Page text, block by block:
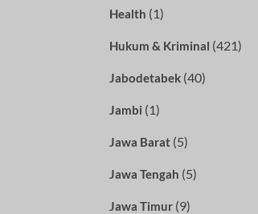
Health (1)
Hukum & Kriminal (421)
Jabodetabek(40)
Jambi (1)
Jawa Barat(5)
Jawa Tengah (5)
Jawa Timur(9)